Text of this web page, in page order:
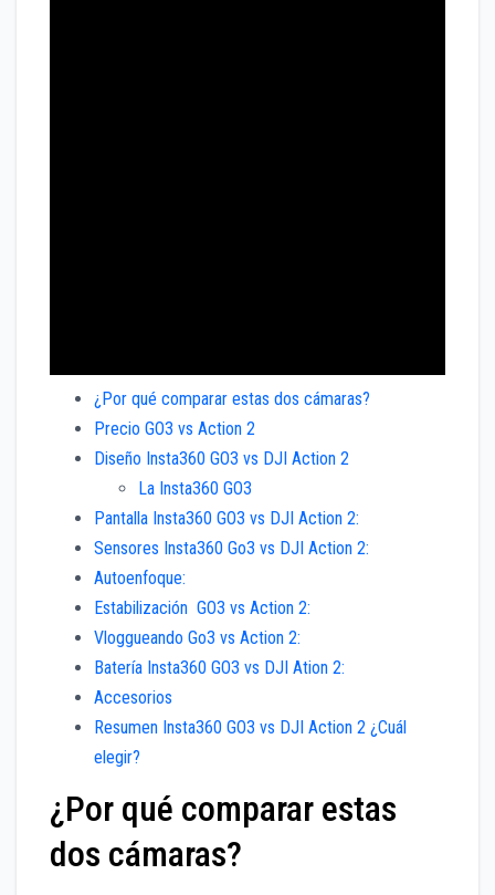
¿Por qué comparar estas dos cámaras?
Precio GO3 vs Action 2
Diseño Insta360 GO3 vs DJI Action 2
La Insta360 GO3
Pantalla Insta360 GO3 vs DJI Action 2:
Sensores Insta360 Go3 vs DJI Action 2:
Autoenfoque:
Estabilización GO3 vs Action 2:
Vloggueando Go3 vs Action 2:
Batería Insta360 GO3 vs DJI Ation 2:
Accesorios
Resumen Insta360 GO3 vs DJI Action 2 ¿Cuál
elegir?
¿Por qué comparar estas
dos cámaras?